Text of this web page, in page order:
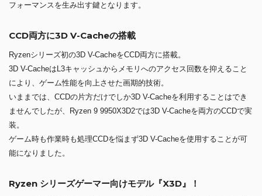
フォーマンスを生み出す鍵となります。
CCD両方に3D V-Cacheの搭載
Ryzenシリーズ初の3D V-CacheをCCD両方に搭載。
3D V-CacheはL3キャッシュからメモリへのアクセス回数を抑えること
により、ゲーム性能を向上させた画期的技術。
いままでは、CCDの片方だけでしか3D V-Cacheを利用することはでき
ませんでしたが、Ryzen 9 9950X3D2では3D V-Cacheを両方のCCDで実
装。
ゲーム時も作業時も処理CCDを悩まず3D V-Cacheを使用することが可
能になりました。
Ryzen シリーズゲーマー向けモデル『X3D』！